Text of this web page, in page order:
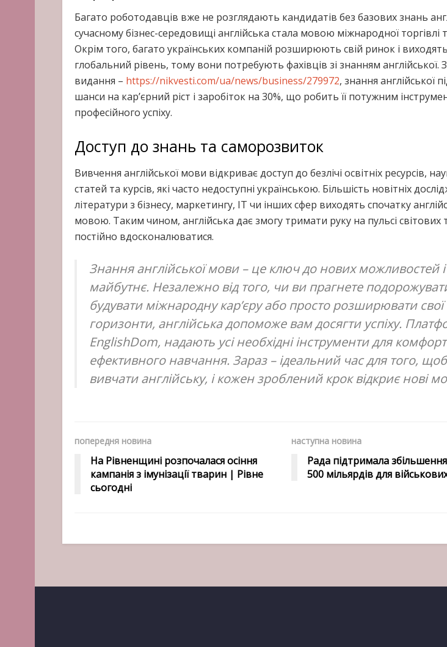
Багато роботодавців вже не розглядають кандидатів без базових знань
сучасному бізнес-середовищі англійська стала мовою міжнародної торгівлі
Окрім того, багато українських компаній розширюють свій ринок і
глобальний рівень, тому вони потребують фахівців зі знанням англійської.
видання – https://nikvesti.com/ua/news/business/279972, знання англійської
шанси на кар’єрний ріст і заробіток на 30%, що робить її потужним
професійного успіху.
Доступ до знань та саморозвиток
Вивчення англійської мови відкриває доступ до безлічі освітніх ресурсів,
статей та курсів, які часто недоступні українською. Більшість новітніх
літератури з бізнесу, маркетингу, IT чи інших сфер виходять спочатку
мовою. Таким чином, англійська дає змогу тримати руку на пульсі світових
постійно вдосконалюватися.
Знання англійської мови – це ключ до нових можливостей і
майбутнє. Незалежно від того, чи ви прагнете
будувати міжнародну кар’єру або просто розширювати свої
горизонти, англійська допоможе вам досягти успіху.
EnglishDom, надають усі необхідні інструменти для
ефективного навчання. Зараз – ідеальний час для того,
вивчати англійську, і кожен зроблений крок відкриє нові
попередня новина
На Рівненщині розпочалася осіння
кампанія з імунізації тварин | Рівне
сьогодні
наступна новина
Рада підтримала
500 мільярдів для